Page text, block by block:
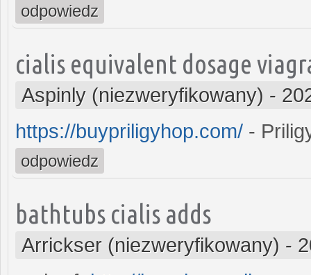
odpowiedz
cialis equivalent dosage
Aspinly (niezweryfikowany) -
https://buypriligyhop.com/ -
odpowiedz
bathtubs cialis adds
Arrickser (niezweryfikowany) -